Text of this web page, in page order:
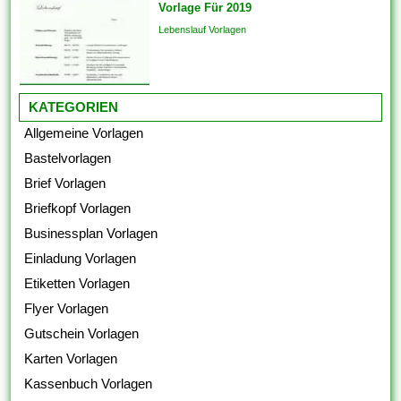
Vorlage Für 2019
Lebenslauf Vorlagen
KATEGORIEN
Allgemeine Vorlagen
Bastelvorlagen
Brief Vorlagen
Briefkopf Vorlagen
Businessplan Vorlagen
Einladung Vorlagen
Etiketten Vorlagen
Flyer Vorlagen
Gutschein Vorlagen
Karten Vorlagen
Kassenbuch Vorlagen